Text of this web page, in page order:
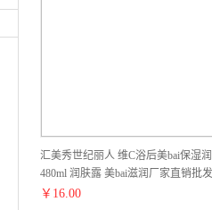
汇美秀世纪丽人 维C浴后美bai保湿
480ml 润肤露 美bai滋润厂家直销批
￥ 16.00